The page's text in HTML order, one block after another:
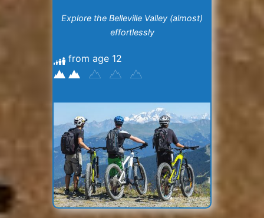
Explore the Belleville Valley (almost)
effortlessly
from age 12